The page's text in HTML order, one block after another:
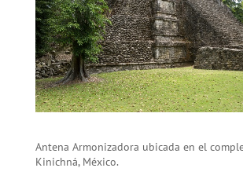
Antena Armonizadora ubicada en el
Kinichná, México.